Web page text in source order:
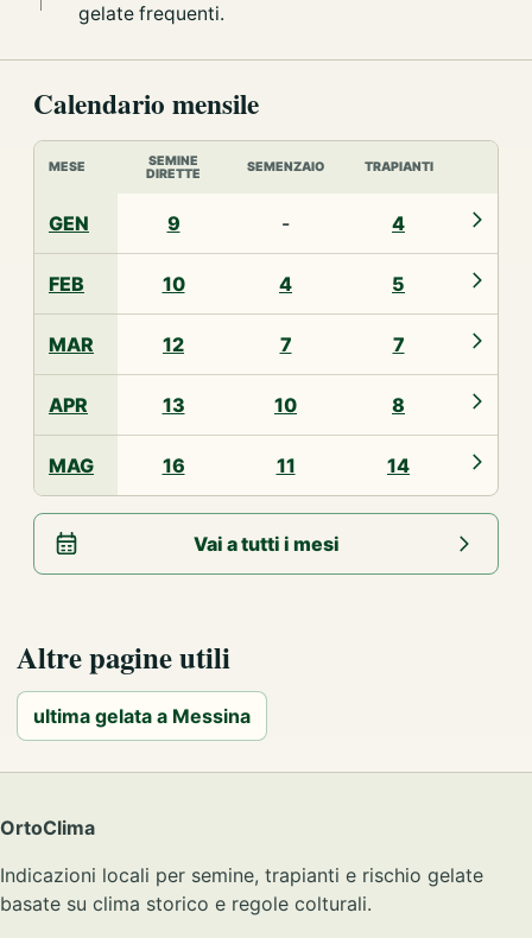
gelate frequenti.
Calendario mensile
MESE
SEMINE
DIRETTE
SEMENZAIO TRAPIANTI
GEN 9 - 4
FEB 10 4 5
MAR 12 7 7
APR 13 10 8
MAG 16 11 14
Vai a tutti i mesi
Altre pagine utili
ultima gelata a Messina
OrtoClima
Indicazioni locali per semine, trapianti e rischio gelate
basate su clima storico e regole colturali.